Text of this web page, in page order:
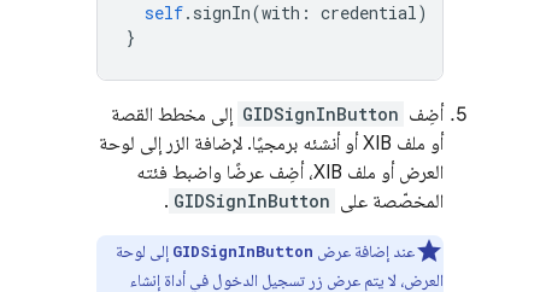
self. signIn(with : credential )
}
أضِف GIDSignInButton إلى مخطط القصة
أو ملف XIB أو أنشئه برمجيًا. لإضافة الزر إلى لوحة
العرض أو ملف XIB، أضِف عرضًا واضبط فئته
المخصّصة على GIDSignInButton
.
عند إضافة عرض GIDSignInButton إلى لوحة
العرض، لا يتم عرض زر تسجيل الدخول في أداة إنشاء